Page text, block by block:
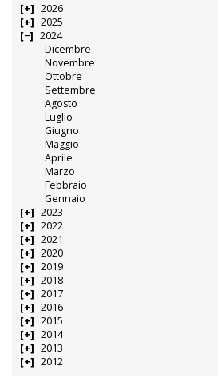
2026
2025
2024
Dicembre
Novembre
Ottobre
Settembre
Agosto
Luglio
Giugno
Maggio
Aprile
Marzo
Febbraio
Gennaio
2023
2022
2021
2020
2019
2018
2017
2016
2015
2014
2013
2012